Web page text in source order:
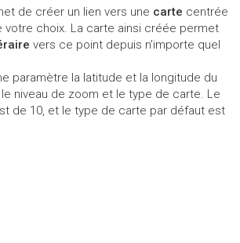
a
v
i
a
t
i
de créer un lien vers une carte centrée
votre choix. La carte ainsi créée permet
vers ce point depuis n'importe quel
paramètre la latitude et la longitude du
niveau de zoom et le type de carte. Le
de 10, et le type de carte par défaut est